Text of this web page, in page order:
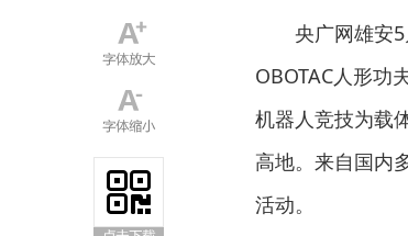
央广网雄安
OBOTAC人形功
机器人竞技为载
高地。来自国内
活动。